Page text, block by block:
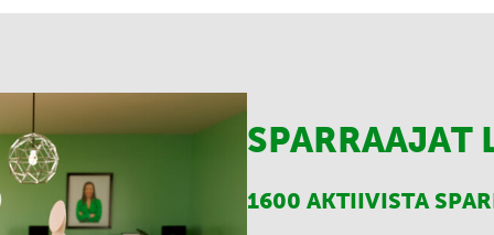
SPARRAAJAT
1600 AKTIIVISTA